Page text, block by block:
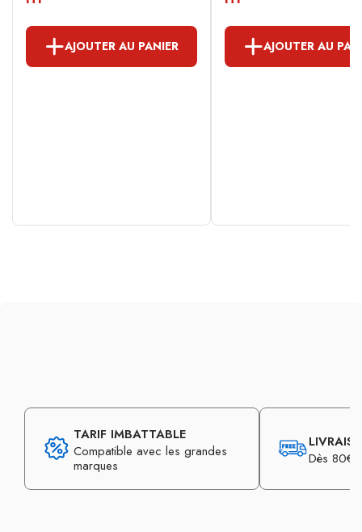
AJOUTER AU PANIER AJOUTER AU
TARIF IMBATTABLE
Compatible avec les grandes
marques
Dès 80€